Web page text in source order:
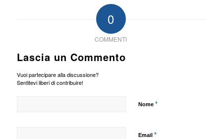
0
COMMENTI
Lascia un Commento
Vuoi partecipare alla discussione?
Sentitevi liberi di contribuire!
Nome *
Email *